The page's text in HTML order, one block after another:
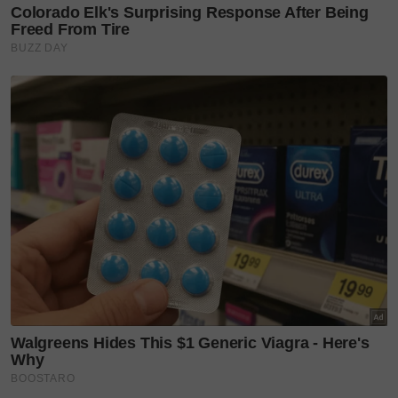
kepada tahap kanser.
Langkah komprehensif tingkatkan kesedaran